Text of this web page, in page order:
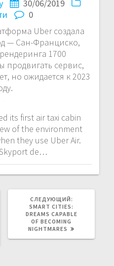
30/06/2019
0
Uber создала
— Сан-Франциско,
1700
продвигать сервис,
но ожидается к 2023
its first air taxi cabin
of the environment
they use Uber Air.
de…
СЛЕДУЮЩИЙ:
ЗАПИСЬ:
SMART CITIES:
DREAMS CAPABLE
OF BECOMING
NIGHTMARES